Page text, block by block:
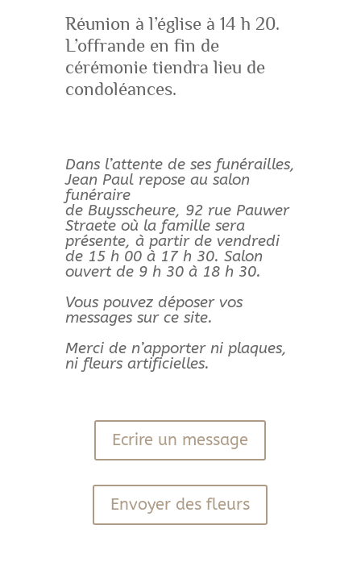
Réunion à l’église à 14 h 20.
L’offrande en fin de
cérémonie tiendra lieu de
condoléances.
Dans l’attente de ses funérailles,
Jean Paul repose au salon
funéraire
de Buysscheure, 92 rue Pauwer
Straete où la famille sera
présente, à partir de vendredi
de 15 h 00 à 17 h 30. Salon
ouvert de 9 h 30 à 18 h 30.
Vous pouvez déposer vos
messages sur ce site.
Merci de n’apporter ni plaques,
ni fleurs artificielles.
Ecrire un message
Envoyer des fleurs